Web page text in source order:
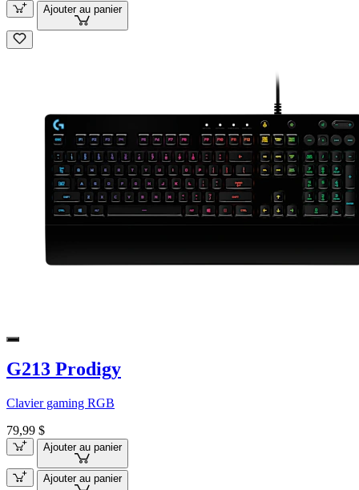
Ajouter au panier
G213 Prodigy
Clavier gaming RGB
79,99 $
Ajouter au panier
Ajouter au panier